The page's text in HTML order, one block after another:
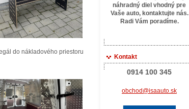
náhradný diel vhodný pre
Vaše auto, kontaktujte nás.
Radi Vám poradíme.
Kontakt
0914 100 345
obchod@isaauto.sk
do nákladového priestoru